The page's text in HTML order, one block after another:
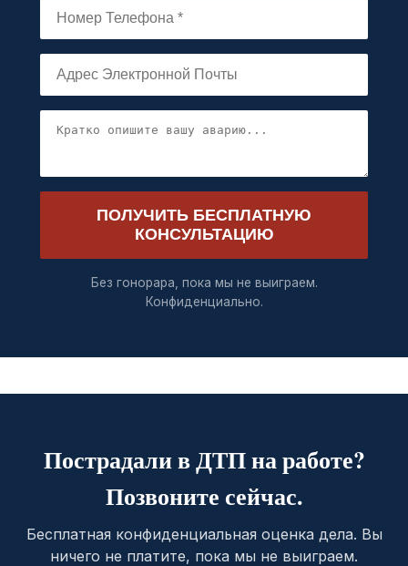
ПОЛУЧИТЬ БЕСПЛАТНУЮ
КОНСУЛЬТАЦИЮ
Без гонорара, пока мы не выиграем.
Конфиденциально.
Пострадали в ДТП на работе?
Позвоните сейчас.
Бесплатная конфиденциальная оценка дела. Вы
ничего не платите, пока мы не выиграем.